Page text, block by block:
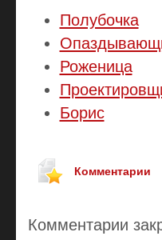
Полубочка
Роженица
Борис
Комментарии
Комментарии